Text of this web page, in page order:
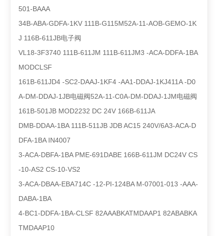
501-BAAA
34B-ABA-GDFA-1KV 111B-G115M52A-11-AOB-GEMO-1K
J 116B-611JB电子阀
VL18-3F3740 111B-611JM 111B-611JM3 -ACA-DDFA-1BA
MODCLSF
161B-611JD4 -SC2-DAAJ-1KF4 -AA1-DDAJ-1KJ411A -D0
A-DM-DDAJ-1JB电磁阀52A-11-C0A-DM-DDAJ-1JM电磁阀
161B-501JB MOD2232 DC 24V 166B-611JA
DMB-DDAA-1BA 111B-511JB JDB AC15 240V/6A3-ACA-D
DFA-1BA IN4007
3-ACA-DBFA-1BA PME-691DABE 166B-611JM DC24V CS
-10-AS2 CS-10-VS2
3-ACA-DBAA-EBA714C -12-PI-124BA M-07001-013 -AAA-
DABA-1BA
4-BC1-DDFA-1BA-CLSF 82AAABKATMDAAP1 82ABABKA
TMDAAP10